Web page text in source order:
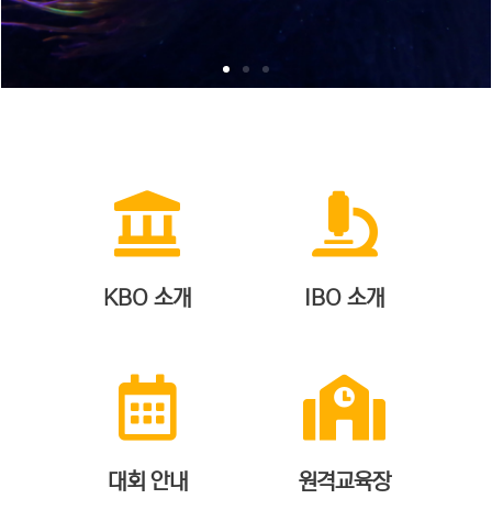
KBO 소개 IBO 소개
대회 안내 원격교육장